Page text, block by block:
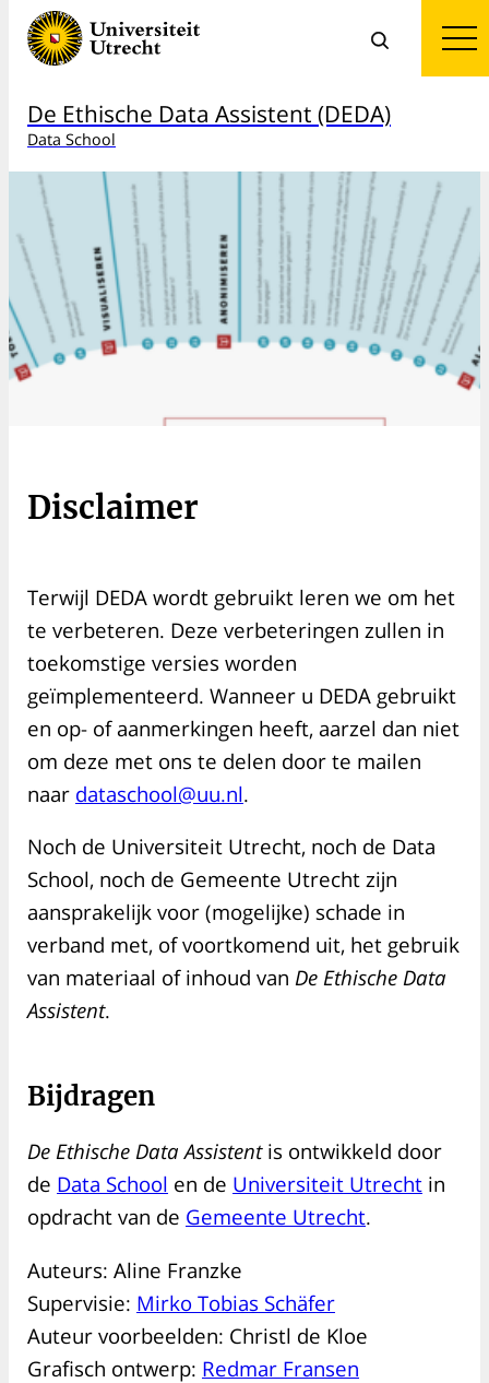
De Ethische Data Assistent (DEDA)
Data School
Disclaimer
Terwijl DEDA wordt gebruikt leren we om het
te verbeteren. Deze verbeteringen zullen in
toekomstige versies worden
geïmplementeerd. Wanneer u DEDA gebruikt
en op- of aanmerkingen heeft, aarzel dan niet
om deze met ons te delen door te mailen
naar dataschool@uu.nl.
Noch de Universiteit Utrecht, noch de Data
School, noch de Gemeente Utrecht zijn
aansprakelijk voor (mogelijke) schade in
verband met, of voortkomend uit, het gebruik
van materiaal of inhoud van De Ethische Data
Assistent.
Bijdragen
De Ethische Data Assistentis ontwikkeld door
de Data School en de Universiteit Utrecht in
opdracht van de Gemeente Utrecht.
Auteurs: Aline Franzke
Supervisie: Mirko Tobias Schäfer
Auteur voorbeelden: Christl de Kloe
Grafisch ontwerp: Redmar Fransen